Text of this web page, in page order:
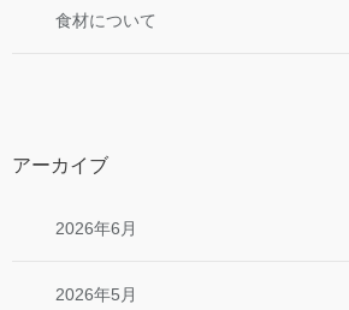
食材について
アーカイブ
2026年6月
2026年5月